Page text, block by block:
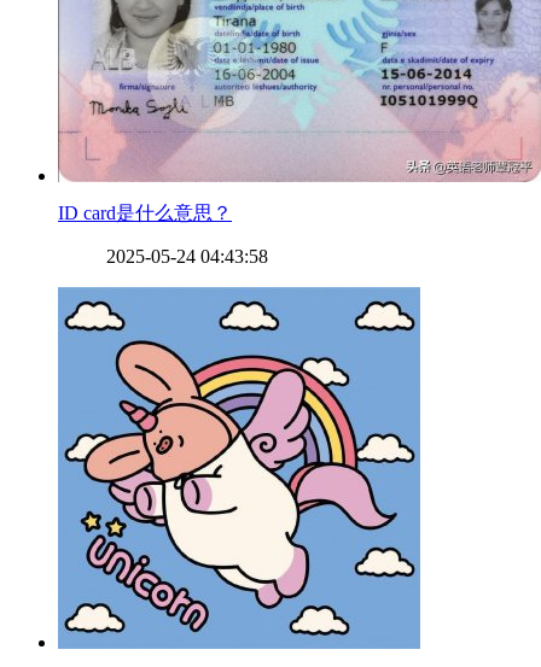
​ID card是什么意思？
2025-05-24 04:43:58